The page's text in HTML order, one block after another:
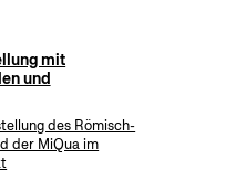
mit
und
des Römisch-
der MiQua im